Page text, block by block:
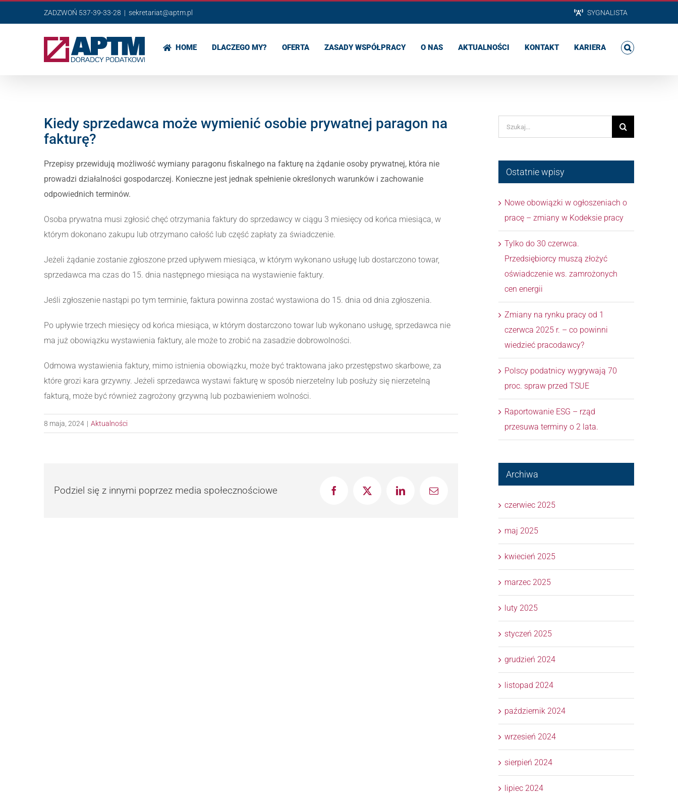
do
ZADZWOŃ 537-39-33-28 | sekretariat@aptm.pl SYGNALISTA
HOME DLACZEGO MY? OFERTA ZASADY WSPÓŁPRACY O NAS AKTUALNOŚCI KONTAKT KARIERA
Kiedy sprzedawca może wymienić osobie prywatnej paragon na
fakturę?
Przepisy przewidują możliwość wymiany paragonu fiskalnego na fakturę na żądanie osoby prywatnej, która nie
prowadzi działalności gospodarczej. Konieczne jest jednak spełnienie określonych warunków i zachowanie
odpowiednich terminów.
Osoba prywatna musi zgłosić chęć otrzymania faktury do sprzedawcy w ciągu 3 miesięcy od końca miesiąca, w
którym dokonano zakupu lub otrzymano całość lub część zapłaty za świadczenie.
Jeżeli żądanie zostanie zgłoszone przed upływem miesiąca, w którym wykonano usługę lub dostarczono towar,
sprzedawca ma czas do 15. dnia następnego miesiąca na wystawienie faktury.
Jeśli zgłoszenie nastąpi po tym terminie, faktura powinna zostać wystawiona do 15. dnia od dnia zgłoszenia.
Po upływie trzech miesięcy od końca miesiąca, w którym dostarczono towar lub wykonano usługę, sprzedawca nie
ma już obowiązku wystawienia faktury, ale może to zrobić na zasadzie dobrowolności.
Odmowa wystawienia faktury, mimo istnienia obowiązku, może być traktowana jako przestępstwo skarbowe, za
które grozi kara grzywny. Jeżeli sprzedawca wystawi fakturę w sposób nierzetelny lub posłuży się nierzetelną
fakturą, może być również zagrożony grzywną lub pozbawieniem wolności.
8 maja, 2024 | Aktualności
Podziel się z innymi poprzez media społecznościowe FacebookX LinkedInEmail
Szukaj
Ostatnie wpisy
Nowe obowiązki w ogłoszeniach o
pracę – zmiany w Kodeksie pracy
Tylko do 30 czerwca.
Przedsiębiorcy muszą złożyć
oświadczenie ws. zamrożonych
cen energii
Zmiany na rynku pracy od 1
czerwca 2025 r. – co powinni
wiedzieć pracodawcy?
Polscy podatnicy wygrywają 70
proc. spraw przed TSUE
Raportowanie ESG – rząd
przesuwa terminy o 2 lata.
Archiwa
czerwiec 2025
maj 2025
kwiecień 2025
marzec 2025
luty 2025
styczeń 2025
grudzień 2024
listopad 2024
październik 2024
wrzesień 2024
sierpień 2024
lipiec 2024